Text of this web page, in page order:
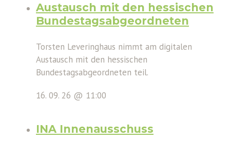
Austausch mit den hessischen
Bundestagsabgeordneten
Torsten Leveringhaus nimmt am digitalen
Austausch mit den hessischen
Bundestagsabgeordneten teil.
16. 09. 26 @ 11:00
INA Innenausschuss